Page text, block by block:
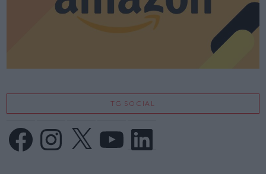
TG SOCIAL
FacebookInstagram
X YouTube LinkedIn